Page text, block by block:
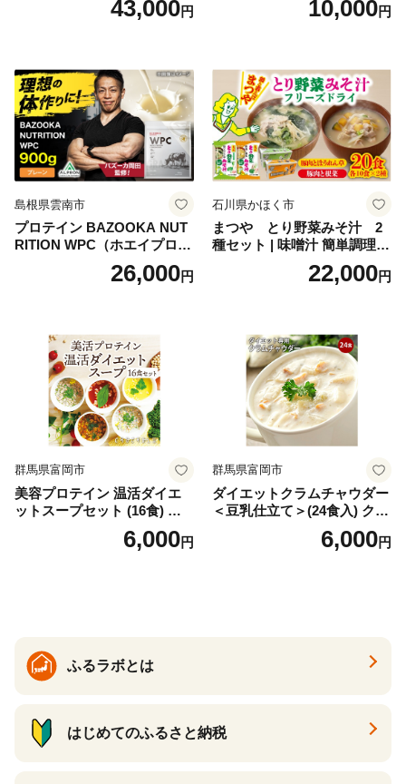
理 重箱 お正月 冷凍おせち 縁
ち 本格おせち おせち予約 年
末 年始 お取り寄せ 新春 贅沢
おせち こだわりおせち 惣菜
老舗おせち ふるさと納税お
せち 御節 お節料理 正月 調理
不要 おせち料理2027
43,000円
ャンプ アウトドア キャンプ
10,000円
島根県雲南市
プロテイン BAZOOKA NUT
RITION WPC（ホエイプロテ
イン）＜プレーン＞ 900g｜
バズーカ岡田監修・植物由来
ロン [AIEN005]
26,000円
石川県かほく市
まつや とり野菜みそ汁 2
種セット | 味噌汁 簡単調理
お味噌 おみそ みそ とり野菜
時短料理 時短ごはん ご当地
22,000円
群馬県富岡市
美容プロテイン 温活ダイエ
ットスープセット (16食) 小
分け スープ 食べ比べ セット
詰合せ クラムチャウダー チ
6,000円
群馬県富岡市
ダイエットクラムチャウダー
＜豆乳仕立て＞(24食入) クラ
ムチャウダー 豆乳 ダイエッ
ト スープ プロテイン たんぱ
6,000円
ふるラボとは
はじめてのふるさと納税